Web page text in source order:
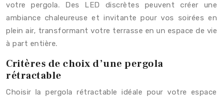
votre pergola. Des LED discrètes peuvent créer une
ambiance chaleureuse et invitante pour vos soirées en
plein air, transformant votre terrasse en un espace de vie
à part entière.
Critères de choix d’une pergola
rétractable
Choisir la pergola rétractable idéale pour votre espace